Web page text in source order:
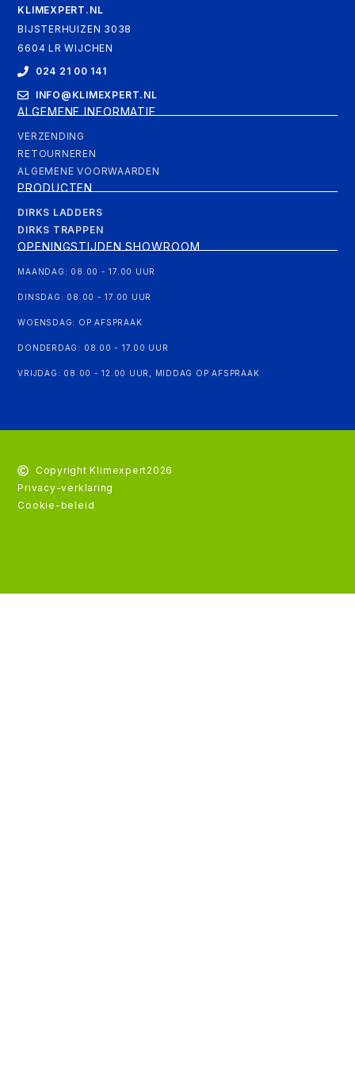
KLIMEXPERT.NL
BIJSTERHUIZEN 3038
6604 LR WIJCHEN
024 21 00 141
INFO@KLIMEXPERT.NL
ALGEMENE INFORMATIE
VERZENDING
RETOURNEREN
ALGEMENE VOORWAARDEN
PRODUCTEN
DIRKS LADDERS
DIRKS TRAPPEN
OPENINGSTIJDEN SHOWROOM
MAANDAG: 08.00 - 17.00 UUR
DINSDAG: 08.00 - 17.00 UUR
WOENSDAG: OP AFSPRAAK
DONDERDAG: 08.00 - 17.00 UUR
VRIJDAG: 08.00 - 12.00 UUR, MIDDAG OP AFSPRAAK
Copyright Klimexpert2026
Privacy-verklaring
Cookie-beleid